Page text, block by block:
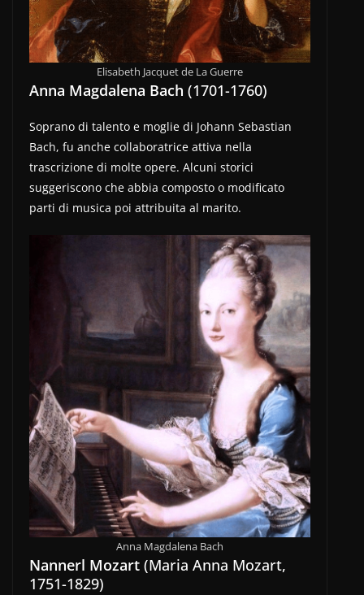
Elisabeth Jacquet de La Guerre
Anna Magdalena Bach (1701-1760)
Soprano di talento e moglie di Johann Sebastian
Bach, fu anche collaboratrice attiva nella
trascrizione di molte opere. Alcuni storici
suggeriscono che abbia composto o modificato
parti di musica poi attribuita al marito.
Anna Magdalena Bach
Nannerl Mozart (Maria Anna Mozart,
1751-1829)